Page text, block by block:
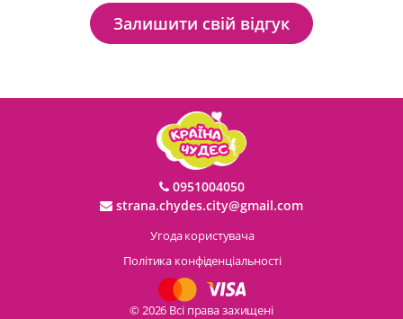
Залишити свій відгук
0951004050
strana.chydes.city@gmail.com
Угода користувача
Політика конфіденціальності
© 2026 Всі права захищені